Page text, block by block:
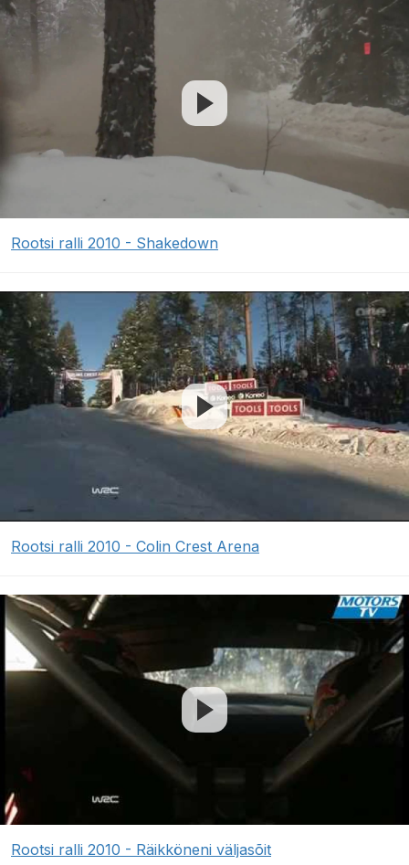
Rootsi ralli 2010 - Shakedown
Rootsi ralli 2010 - Colin Crest Arena
Rootsi ralli 2010 - Räikköneni väljasõit